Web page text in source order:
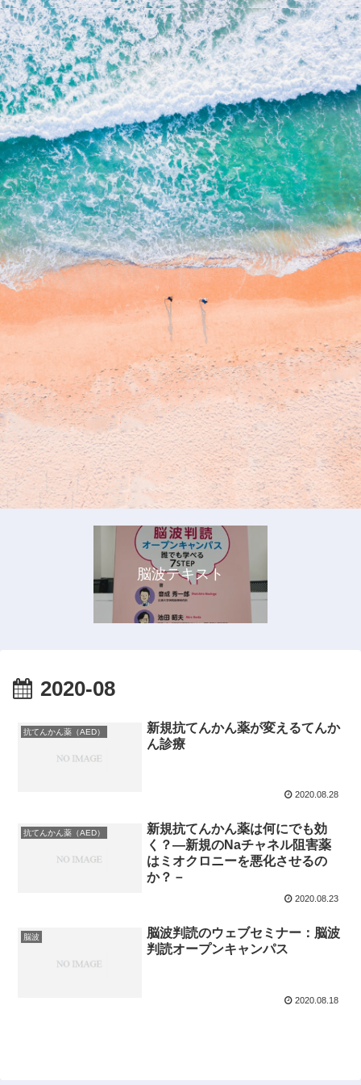
脳波テキスト
2020-08
抗てんかん薬（AED）
新規抗てんかん薬が変えるてんか
ん診療
2020.08.28
抗てんかん薬（AED）
新規抗てんかん薬は何にでも効
く？―新規のNaチャネル阻害薬
はミオクロニーを悪化させるの
か？－
2020.08.23
脳波
脳波判読のウェブセミナー：脳波
判読オープンキャンパス
2020.08.18